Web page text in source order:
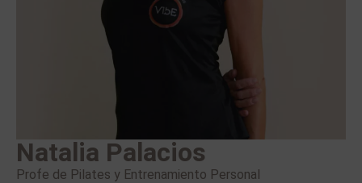
Natalia Palacios
Profe de Pilates y Entrenamiento Personal